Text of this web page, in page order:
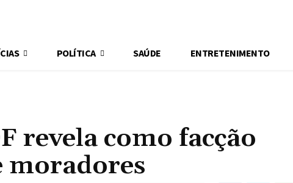
POLÍTICA SAÚDE ENTRETENIMENTO
revela como facção
moradores